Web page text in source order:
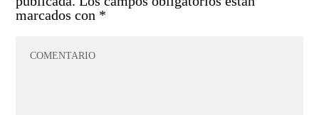
marcados con *